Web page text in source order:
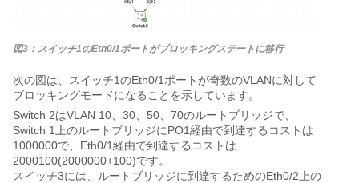
図3：スイッチ1のEth0/1ポートがブロッキングステートに移行
次の図は、スイッチ1のEth0/1ポートが奇数のVLANに対して
ブロッキングモードになることを示しています。
Switch 2はVLAN 10、30、50、70のルートブリッジで、
Switch 1上のルートブリッジにPO1経由で到達するコストは
1000000で、Eth0/1経由で到達するコストは
2000100(2000000+100)です。
スイッチ3には、ルートブリッジに到達するためのEth0/2上の